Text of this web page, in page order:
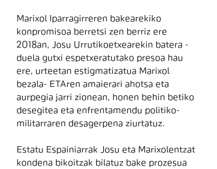
Marixol Iparragirreren bakearekiko
konpromisoa berretsi zen berriz ere
2018an, Josu Urrutikoetxearekin batera -
duela gutxi espetxeratutako presoa hau
ere, urteetan estigmatizatua Marixol
bezala- ETAren amaierari ahotsa eta
aurpegia jarri zionean, honen behin betiko
desegitea eta enfrentamendu politiko-
militarraren desagerpena ziurtatuz.
Estatu Espainiarrak Josu eta Marixolentzat
kondena bikoitzak bilatuz bake prozesua